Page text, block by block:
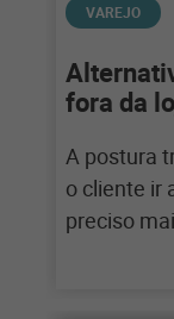
VAREJO
fora da
A postura
o cliente ir
preciso